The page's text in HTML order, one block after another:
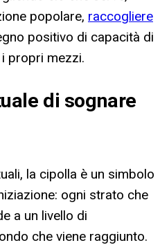
popolare, raccogliere
positivo di capacità di
propri mezzi.
di sognare
la cipolla è un simbolo
ogni strato che
a un livello di
che viene raggiunto.